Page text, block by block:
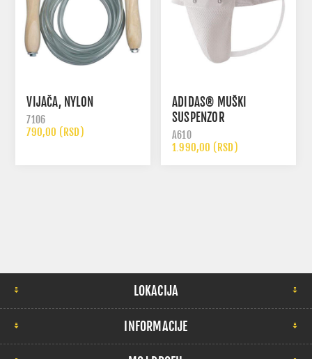
VIJAČA, NYLON
7106
790,00 (RSD)
ADIDAS® MUŠKI
SUSPENZOR
A610
1.990,00 (RSD)
LOKACIJA
INFORMACIJE